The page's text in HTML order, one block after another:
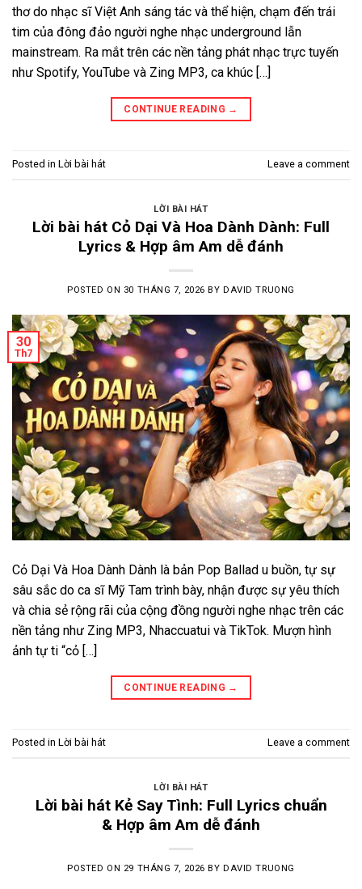
thơ do nhạc sĩ Việt Anh sáng tác và thể hiện, chạm đến trái
tim của đông đảo người nghe nhạc underground lẫn
mainstream. Ra mắt trên các nền tảng phát nhạc trực tuyến
như Spotify, YouTube và Zing MP3, ca khúc […]
CONTINUE READING →
Posted in Lời bài hát Leave a comment
LỜI BÀI HÁT
Lời bài hát Cỏ Dại Và Hoa Dành Dành: Full
Lyrics & Hợp âm Am dễ đánh
POSTED ON 30 THÁNG 7, 2026 BY DAVID TRUONG
30
Th7
Cỏ Dại Và Hoa Dành Dành là bản Pop Ballad u buồn, tự sự
sâu sắc do ca sĩ Mỹ Tam trình bày, nhận được sự yêu thích
và chia sẻ rộng rãi của cộng đồng người nghe nhạc trên các
nền tảng như Zing MP3, Nhaccuatui và TikTok. Mượn hình
ảnh tự ti “cỏ […]
CONTINUE READING →
Posted in Lời bài hát Leave a comment
LỜI BÀI HÁT
Lời bài hát Kẻ Say Tình: Full Lyrics chuẩn
& Hợp âm Am dễ đánh
POSTED ON 29 THÁNG 7, 2026 BY DAVID TRUONG